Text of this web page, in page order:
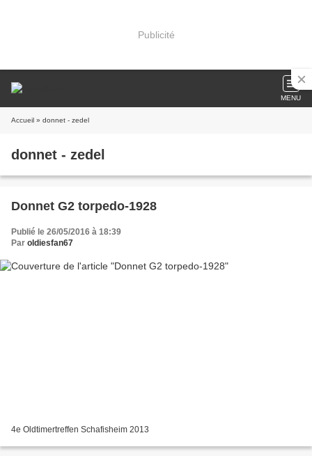
Publicité
MENU
Accueil » donnet - zedel
donnet - zedel
Donnet G2 torpedo-1928
Publié le 26/05/2016 à 18:39
Par oldiesfan67
4e Oldtimertreffen Schafisheim 2013